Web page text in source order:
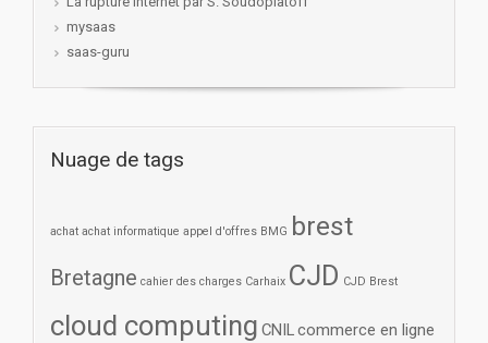
mysaas
saas-guru
Nuage de tags
achat achat informatique appel d'offres BMG brest
Bretagne cahier des charges Carhaix CJD CJD Brest
cloud computing CNILcommerce en ligne